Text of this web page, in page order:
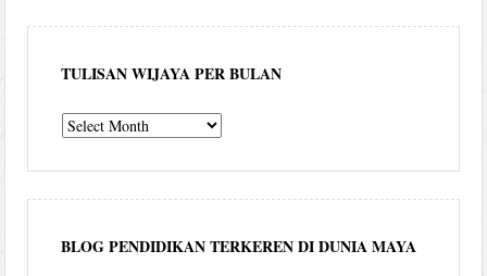
TULISAN WIJAYA PER BULAN
Tulisan
per
bulan
BLOG PENDIDIKAN TERKEREN DI DUNIA MAYA